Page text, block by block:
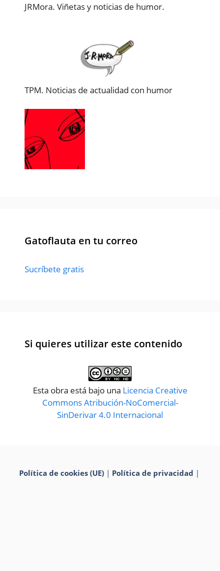
JRMora. Viñetas y noticias de humor.
TPM. Noticias de actualidad con humor
Gatoflauta en tu correo
Sucríbete gratis
Si quieres utilizar este contenido
Esta obra está bajo una Licencia Creative
Commons Atribución-NoComercial-
SinDerivar 4.0 Internacional
Política de cookies (UE)| Política de privacidad |